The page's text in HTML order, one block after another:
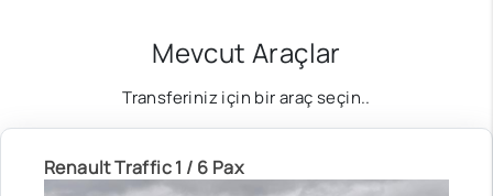
Mevcut Araçlar
Transferiniz için bir araç seçin..
Renault Traffic 1 / 6 Pax